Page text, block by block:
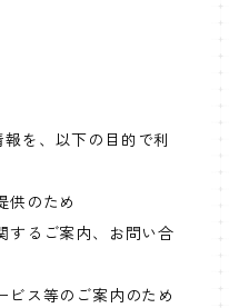
を、以下の目的で利
供のため
するご案内、お問い合
ビス等のご案内のため